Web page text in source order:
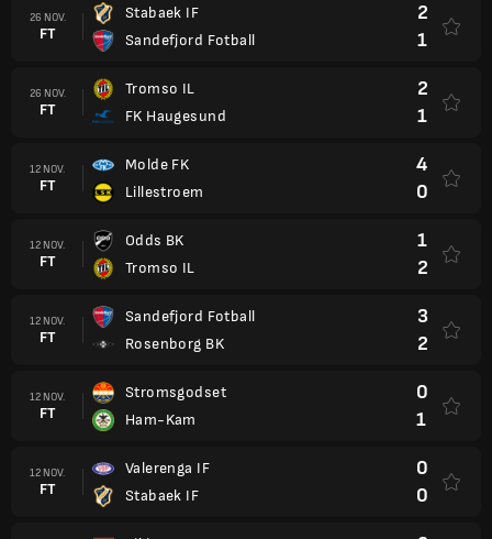
26 NOV.
FT
Stabaek IF
Sandefjord Fotball
2
1
26 NOV.
FT
Tromso IL
FK Haugesund
2
1
12 NOV.
FT
Molde FK
Lillestroem
4
0
12 NOV.
FT
Odds BK
Tromso IL
1
2
12 NOV.
FT
Sandefjord Fotball
Rosenborg BK
3
2
12 NOV.
FT
Stromsgodset
Ham-Kam
0
1
12 NOV.
FT
Valerenga IF
Stabaek IF
0
0